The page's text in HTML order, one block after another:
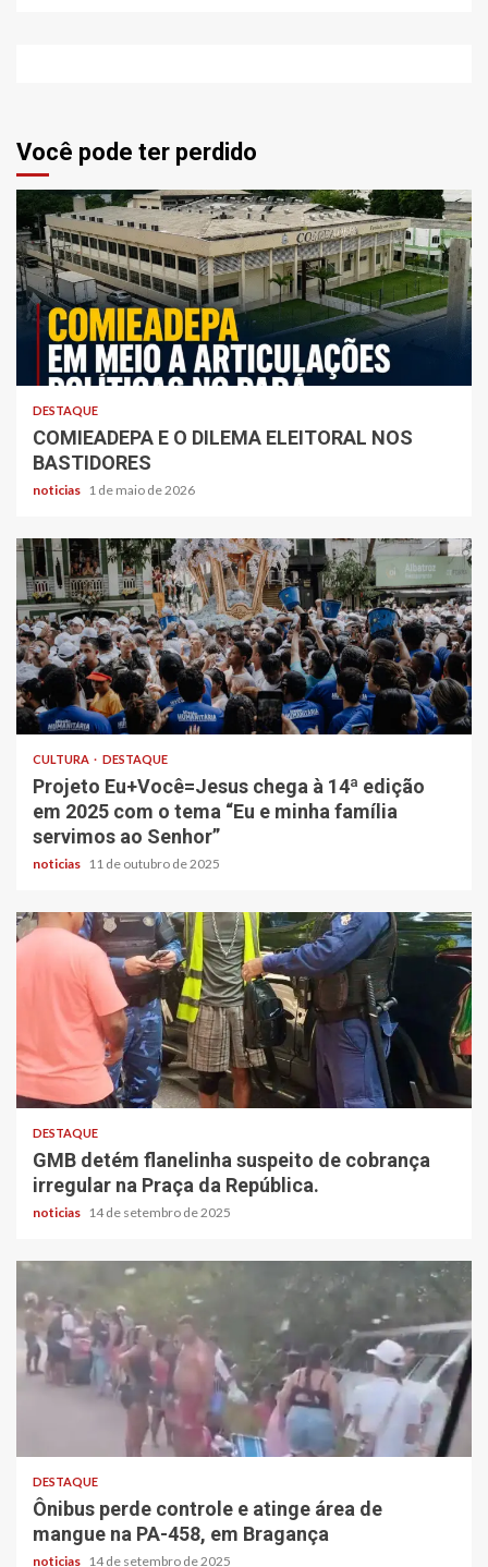
Você pode ter perdido
DESTAQUE
COMIEADEPA E O DILEMA ELEITORAL NOS
BASTIDORES
noticias 1 de maio de 2026
CULTURA DESTAQUE
Projeto Eu+Você=Jesus chega à 14ª edição
em 2025 com o tema “Eu e minha família
servimos ao Senhor”
noticias 11 de outubro de 2025
DESTAQUE
GMB detém flanelinha suspeito de cobrança
irregular na Praça da República.
noticias 14 de setembro de 2025
DESTAQUE
Ônibus perde controle e atinge área de
mangue na PA-458, em Bragança
noticias 14 de setembro de 2025